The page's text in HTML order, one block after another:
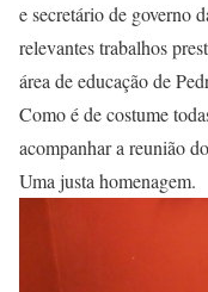
e secretário de governo
relevantes trabalhos
área de educação de
Como é de costume
acompanhar a reunião
Uma justa homenagem.